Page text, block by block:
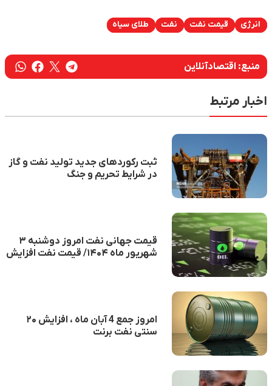
انرژی قیمت نفت نفت طلای سیاه
منبع: اقتصادآنلاین
اخبار مرتبط
ثبت رکوردهای جدید تولید نفت و گاز
در شرایط تحریم و جنگ
قیمت جهانی نفت امروز دوشنبه ۳
شهریور ماه ۱۴۰۴/ قیمت نفت افزایش
امروز جمع 4 آبان ماه ، افزایش ۲۰
سنتی نفت برنت